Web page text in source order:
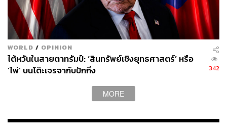
เธอคือนางร้ายระดับชาติ ส่วนผลงานยุคหลังๆ ก็มักจะอยู่ใน
บทผู้หญิงแกร่งที่มีมิติหลากหลาย ไม่ว่าจะเป็นบทใน Lies
Hidden in My Garden, The Killing Vote และ The Tale of
Lady Ok ซึ่งเป็นตัวเลือกที่ดีมากๆ สำหรับ My Royal Nemesis
ที่ต้องใช้ส่วนผสมจากประสบการณ์ทั้งหมดแถมอัปเกรดการ
แสดงไปอีกขั้นด้วยการเล่นคอมเมดี้จังหวะนรกได้อย่างน่ารัก
อีกหนึ่งเซอร์ไพรส์คือการเลือกฮอนัมจุนมารับบทพระเอกใน
เรื่องด้วยภาพลักษณ์ที่ผ่านมาเขามักจะได้รับบทตัวละครสีเทา
WORLD / OPINION
ไต้หวันในสายตาทรัมป์: ‘สินทรัพย์เชิงยุทธศาสตร์’ หรือ
‘ไพ่’ บนโต๊ะเจรจากับปักกิ่ง
342
MORE